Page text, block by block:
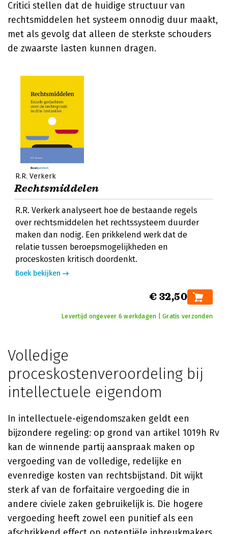
Critici stellen dat de huidige structuur van
rechtsmiddelen het systeem onnodig duur maakt,
met als gevolg dat alleen de sterkste schouders
de zwaarste lasten kunnen dragen.
R.R. Verkerk
Rechtsmiddelen
R.R. Verkerk analyseert hoe de bestaande regels
over rechtsmiddelen het rechtssysteem duurder
maken dan nodig. Een prikkelend werk dat de
relatie tussen beroepsmogelijkheden en
proceskosten kritisch doordenkt.
Boek bekijken
€ 32,50
Levertijd ongeveer 6 werkdagen | Gratis verzonden
Volledige
proceskostenveroordeling bij
intellectuele eigendom
In intellectuele-eigendomszaken geldt een
bijzondere regeling: op grond van artikel 1019h Rv
kan de winnende partij aanspraak maken op
vergoeding van de volledige, redelijke en
evenredige kosten van rechtsbijstand. Dit wijkt
sterk af van de forfaitaire vergoeding die in
andere civiele zaken gebruikelijk is. Die hogere
vergoeding heeft zowel een punitief als een